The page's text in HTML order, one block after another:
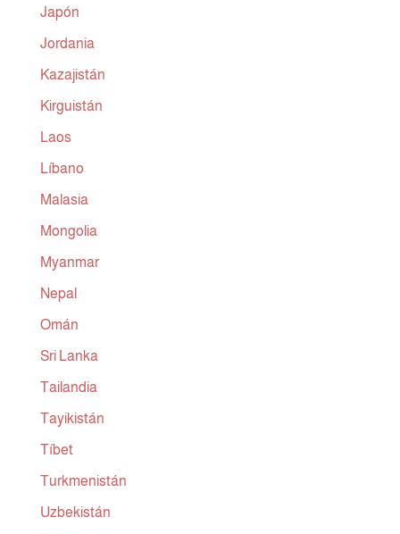
Japón
Jordania
Kazajistán
Kirguistán
Laos
Líbano
Malasia
Mongolia
Myanmar
Nepal
Omán
Sri Lanka
Tailandia
Tayikistán
Tíbet
Turkmenistán
Uzbekistán